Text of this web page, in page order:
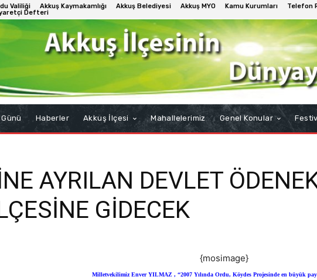
Valiliği Akkuş Kaymakamlığı Akkuş Belediyesi Akkuş MYO Kamu Kurumları
Telefon
Defteri
Haberler Akkuş İlçesi Mahallelerimiz Genel Konular
AYRILAN DEVLET
GİDECEK
{mosimage}
Milletvekilimiz Enver YILMAZ , “2007 Yılında Ordu, Köydes Projesinde en büyük